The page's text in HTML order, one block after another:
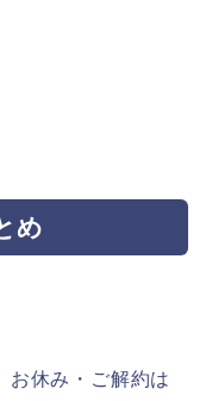
め
お休み・ご解約は